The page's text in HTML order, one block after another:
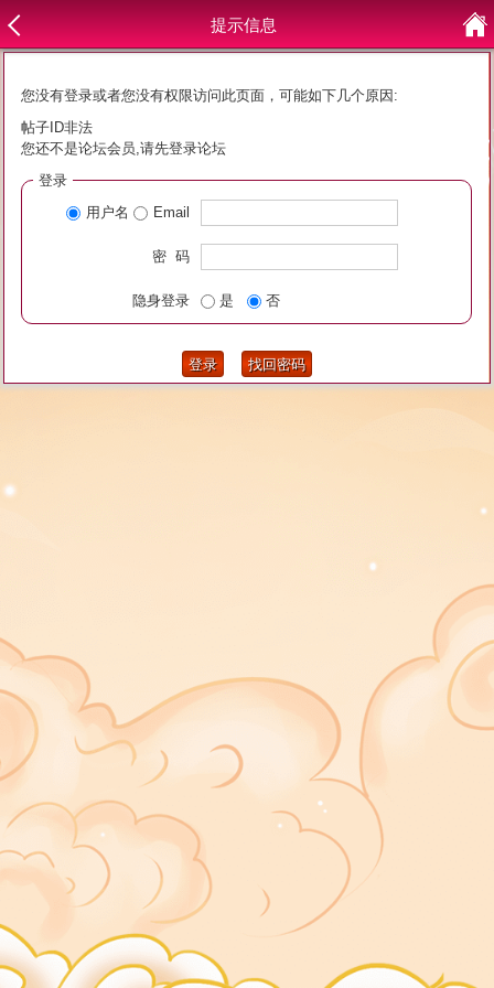
提示信息
您没有登录或者您没有权限访问此页面，可能如下几个原因:
帖子ID非法
您还不是论坛会员,请先登录论坛
登录
用户名
Email
密 码
隐身登录 是 否